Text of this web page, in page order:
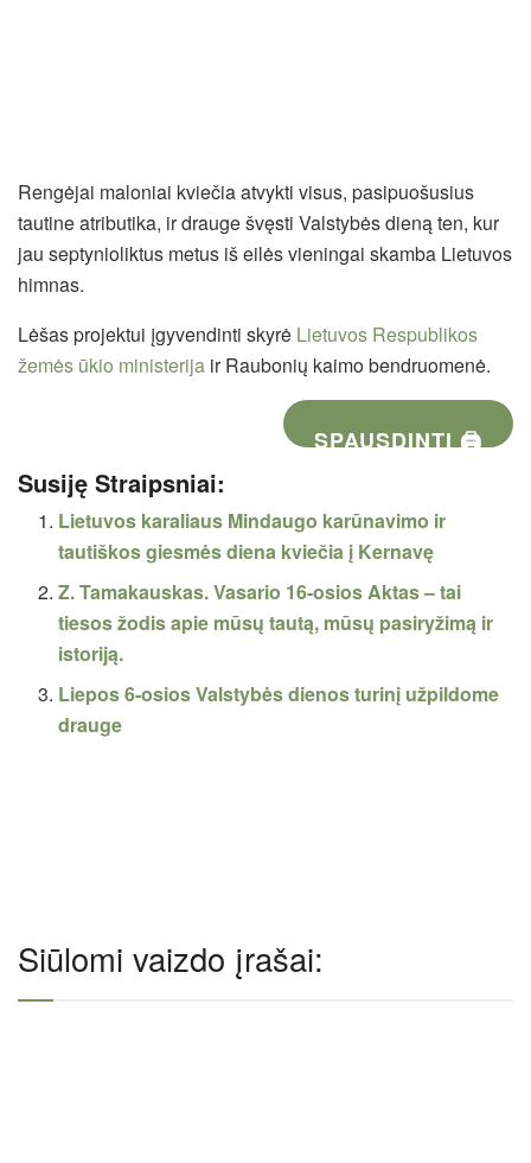
Rengėjai maloniai kviečia atvykti visus, pasipuošusius
tautine atributika, ir drauge švęsti Valstybės dieną ten, kur
jau septynioliktus metus iš eilės vieningai skamba Lietuvos
himnas.
Lėšas projektui įgyvendinti skyrė Lietuvos Respublikos
žemės ūkio ministerija ir Raubonių kaimo bendruomenė.
SPAUSDINTI 🖨
Susiję Straipsniai:
Lietuvos karaliaus Mindaugo karūnavimo ir
tautiškos giesmės diena kviečia į Kernavę
Z. Tamakauskas. Vasario 16-osios Aktas – tai
tiesos žodis apie mūsų tautą, mūsų pasiryžimą ir
istoriją.
Liepos 6-osios Valstybės dienos turinį užpildome
drauge
Siūlomi vaizdo įrašai: